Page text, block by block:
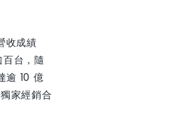
收成績
台，隨
逾 10 億
家經銷合